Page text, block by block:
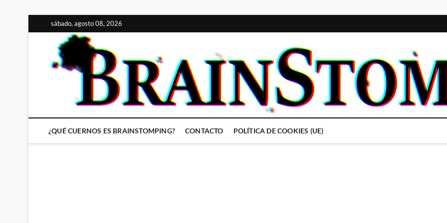
al
contenido
sábado, agosto 08, 2026
¿QUÉ CUERNOS ES BRAINSTOMPING? CONTACTO POLÍTICA DE COOKIES (UE)